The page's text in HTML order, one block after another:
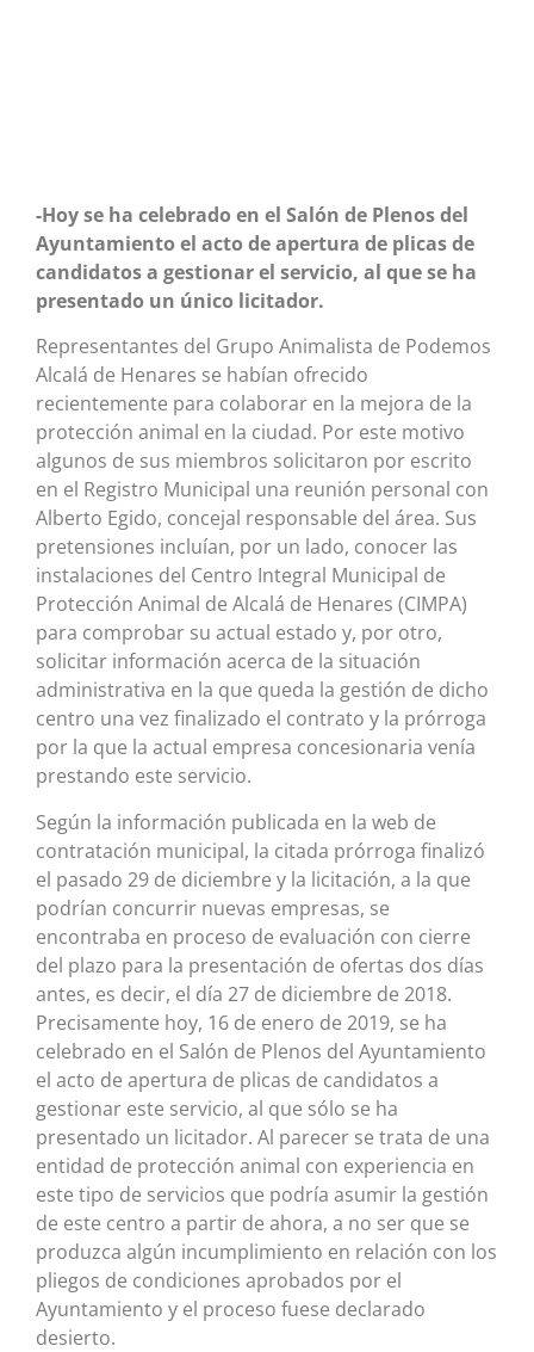
-Hoy se ha celebrado en el Salón de Plenos del
Ayuntamiento el acto de apertura de plicas de
candidatos a gestionar el servicio, al que se ha
presentado un único licitador.
Representantes del Grupo Animalista de Podemos
Alcalá de Henares se habían ofrecido
recientemente para colaborar en la mejora de la
protección animal en la ciudad. Por este motivo
algunos de sus miembros solicitaron por escrito
en el Registro Municipal una reunión personal con
Alberto Egido, concejal responsable del área. Sus
pretensiones incluían, por un lado, conocer las
instalaciones del Centro Integral Municipal de
Protección Animal de Alcalá de Henares (CIMPA)
para comprobar su actual estado y, por otro,
solicitar información acerca de la situación
administrativa en la que queda la gestión de dicho
centro una vez finalizado el contrato y la prórroga
por la que la actual empresa concesionaria venía
prestando este servicio.
Según la información publicada en la web de
contratación municipal, la citada prórroga finalizó
el pasado 29 de diciembre y la licitación, a la que
podrían concurrir nuevas empresas, se
encontraba en proceso de evaluación con cierre
del plazo para la presentación de ofertas dos días
antes, es decir, el día 27 de diciembre de 2018.
Precisamente hoy, 16 de enero de 2019, se ha
celebrado en el Salón de Plenos del Ayuntamiento
el acto de apertura de plicas de candidatos a
gestionar este servicio, al que sólo se ha
presentado un licitador. Al parecer se trata de una
entidad de protección animal con experiencia en
este tipo de servicios que podría asumir la gestión
de este centro a partir de ahora, a no ser que se
produzca algún incumplimiento en relación con los
pliegos de condiciones aprobados por el
Ayuntamiento y el proceso fuese declarado
desierto.